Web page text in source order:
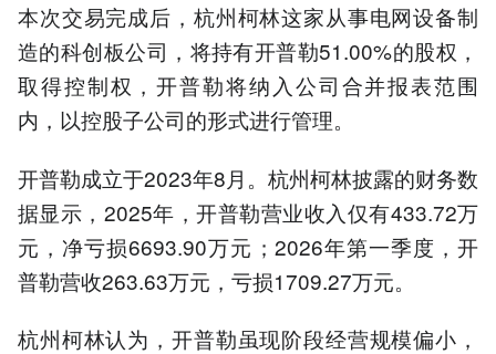
本次交易完成后，杭州柯林这家从事电网设备制
造的科创板公司，将持有开普勒51.00%的股权，
取得控制权，开普勒将纳入公司合并报表范围
内，以控股子公司的形式进行管理。
开普勒成立于2023年8月。杭州柯林披露的财务数
据显示，2025年，开普勒营业收入仅有433.72万
元，净亏损6693.90万元；2026年第一季度，开
普勒营收263.63万元，亏损1709.27万元。
杭州柯林认为，开普勒虽现阶段经营规模偏小，